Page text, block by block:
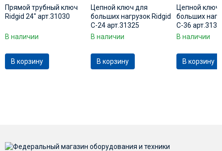
Прямой трубный ключ
Ridgid 24" арт.31030
В наличии
В корзину
Цепной ключ для
больших нагрузок Ridgid
C-24 арт.31325
В наличии
В корзину
Цепной ключ
больших
С-36
В наличии
В корзину